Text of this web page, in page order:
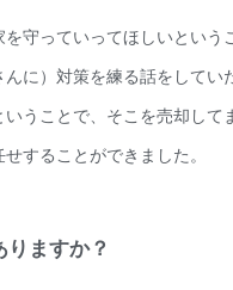
を守っていってほしいとい
んに）対策を練る話をして
うことで、そこを売却し
することができました。
ますか？